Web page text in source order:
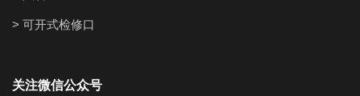
> 可开式检修口
关注微信公众号